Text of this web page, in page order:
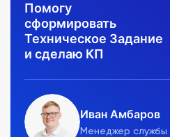
Помогу
сформировать
Техническое Задание
и сделаю КП
Иван Амбаров
Менеджер службы